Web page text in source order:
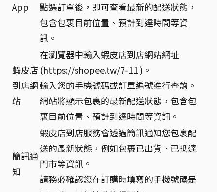
App
點選訂單後，即可查看最新的配送狀態，
包含包裹目前位置、預計到達時間等資
訊。
蝦皮店
到店網
站
在瀏覽器中輸入蝦皮店到店網站網址
(https://shopee.tw/7-11 )。
輸入您的手機號碼或訂單編號進行查詢。
網站將顯示包裹的最新配送狀態，包含包
裹目前位置、預計到達時間等資訊。
簡訊通
知
蝦皮店到店服務會透過簡訊通知您包裹配
送的最新狀態，例如包裹已出貨、已抵達
門市等資訊。
請務必確認您在訂購時填寫的手機號碼是